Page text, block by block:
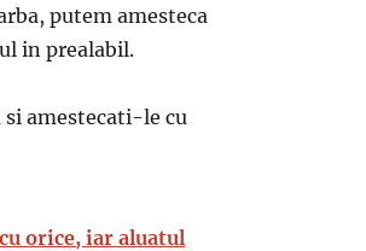
putem amesteca
in prealabil.
amestecati-le cu
orice, iar aluatul